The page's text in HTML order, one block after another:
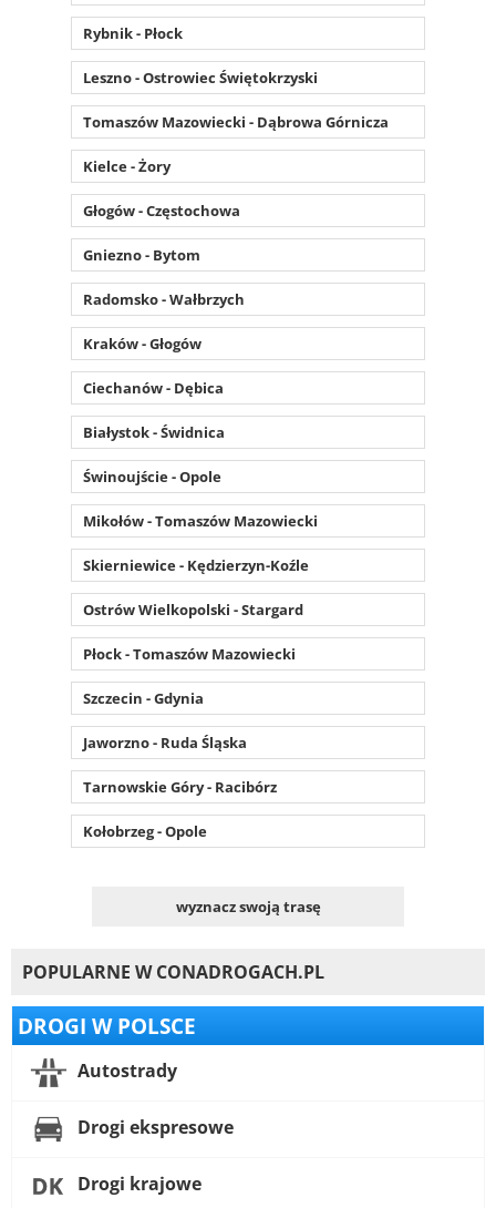
Rybnik - Płock
Leszno - Ostrowiec Świętokrzyski
Tomaszów Mazowiecki - Dąbrowa Górnicza
Kielce - Żory
Głogów - Częstochowa
Gniezno - Bytom
Radomsko - Wałbrzych
Kraków - Głogów
Ciechanów - Dębica
Białystok - Świdnica
Świnoujście - Opole
Mikołów - Tomaszów Mazowiecki
Skierniewice - Kędzierzyn-Koźle
Ostrów Wielkopolski - Stargard
Płock - Tomaszów Mazowiecki
Szczecin - Gdynia
Jaworzno - Ruda Śląska
Tarnowskie Góry - Racibórz
Kołobrzeg - Opole
wyznacz swoją trasę
POPULARNE W CONADROGACH.PL
DROGI W POLSCE
Autostrady
Drogi ekspresowe
Drogi krajowe